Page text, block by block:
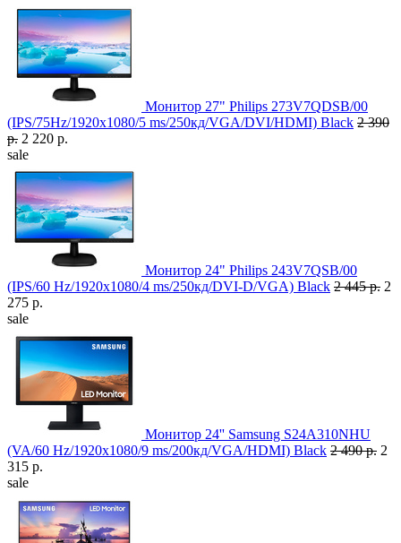
Монитор 27" Philips 273V7QDSB/00
(IPS/75Hz/1920x1080/5 ms/250кд/VGA/DVI/HDMI) Black 2 390
р. 2 220 р.
sale
Монитор 24" Philips 243V7QSB/00
(IPS/60 Hz/1920x1080/4 ms/250кд/DVI-D/VGA) Black 2 445 р. 2
275 р.
sale
Монитор 24'' Samsung S24A310NHU
(VA/60 Hz/1920x1080/9 ms/200кд/VGA/HDMI) Black 2 490 р. 2
315 р.
sale